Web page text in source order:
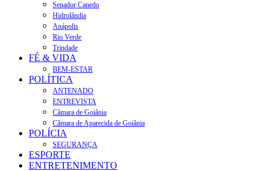
Senador Canedo
Hidrolândia
Anápolis
Rio Verde
Trindade
FÉ & VIDA
BEM-ESTAR
POLÍTICA
ANTENADO
ENTREVISTA
Câmara de Goiânia
Câmara de Aparecida de Goiânia
POLÍCIA
SEGURANÇA
ESPORTE
ENTRETENIMENTO